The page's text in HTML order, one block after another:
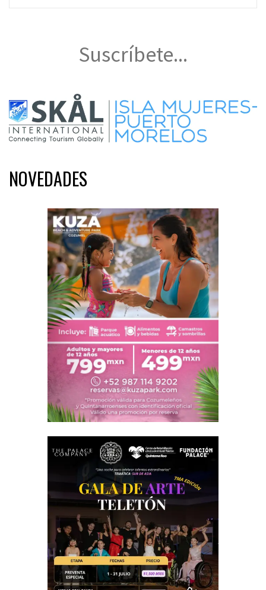
Suscríbete...
NOVEDADES